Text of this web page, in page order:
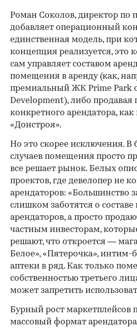
Роман Соколов, директор по
добавляет операционный
единственная модель, при
концепция реализуется, это
сам управляет составом
помещения в аренду (как,
премиальный ЖК Prime Park
Development), либо
конкретного арендатора,
«Донстроя».
Но это скорее исключения. В
случаев помещения просто
все решает рынок. Белых
проектов, где девелопер не
арендаторов: «Большинство
слишком заботятся о составе
арендаторов, а просто
частным инвесторам,
решают, что откроется —
Белое», «Пятерочка», интим-
аптеки в ряд. Как только
собственностью третьего
может запретить
Бурный рост маркетплейсов
массовый формат